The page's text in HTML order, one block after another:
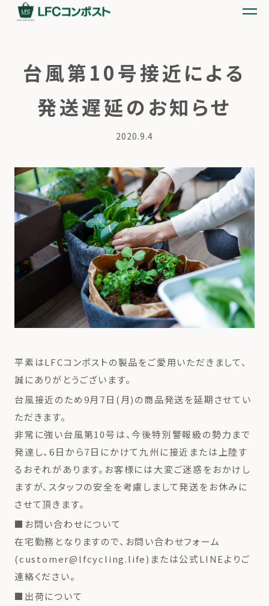
台風第10号接近による
発送遅延のお知らせ
2020.9.4
平素はLFCコンポストの製品をご愛用いただきまして、
誠にありがとうございます。
台風接近のため9月7日(月)の商品発送を延期させてい
ただきます。
非常に強い台風第10号は、今後特別警報級の勢力まで
発達し、6日から7日にかけて九州に接近または上陸す
るおそれがあります。お客様には大変ご迷惑をおかけし
ますが、スタッフの安全を考慮しまして発送をお休みに
させて頂きます。
■お問い合わせについて
在宅勤務となりますので、お問い合わせフォーム
(customer@lfcycling.life)または公式LINEよりご
連絡ください。
■出荷について